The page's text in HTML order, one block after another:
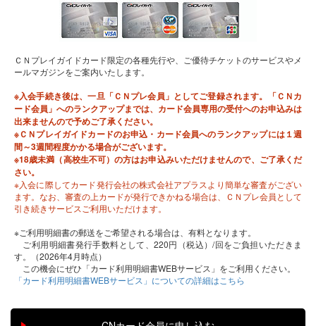
ＣＮプレイガイドカード限定の各種先行や、ご優待チケットのサービスやメ
ールマガジンをご案内いたします。
※入会手続き後は、一旦「ＣＮプレ会員」としてご登録されます。「ＣＮカ
ード会員」へのランクアップまでは、カード会員専用の受付へのお申込みは
出来ませんので予めご了承ください。
※ＣＮプレイガイドカードのお申込・カード会員へのランクアップには１週
間～3週間程度かかる場合がございます。
※18歳未満（高校生不可）の方はお申込みいただけませんので、ご了承くだ
さい。
※入会に際してカード発行会社の株式会社アプラスより簡単な審査がござい
ます。なお、審査の上カードが発行できかねる場合は、ＣＮプレ会員として
引き続きサービスご利用いただけます。
※ご利用明細書の郵送をご希望される場合は、有料となります。
ご利用明細書発行手数料として、220円（税込）/回をご負担いただきま
す。（2026年4月時点）
この機会にぜひ「カード利用明細書WEBサービス」をご利用ください。
「カード利用明細書WEBサービス」についての詳細はこちら